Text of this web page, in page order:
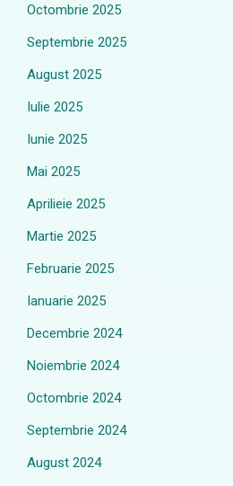
Octombrie 2025
Septembrie 2025
August 2025
Iulie 2025
Iunie 2025
Mai 2025
Aprilieie 2025
Martie 2025
Februarie 2025
Ianuarie 2025
Decembrie 2024
Noiembrie 2024
Octombrie 2024
Septembrie 2024
August 2024